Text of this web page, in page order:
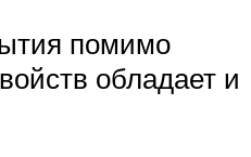
помимо
обладает и